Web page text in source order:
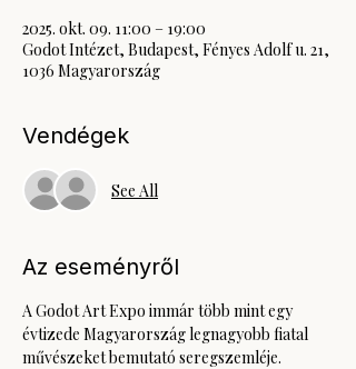
2025. okt. 09. 11:00 – 19:00
Godot Intézet, Budapest, Fényes Adolf u. 21,
1036 Magyarország
Vendégek
See All
Az eseményről
A Godot Art Expo immár több mint egy
évtizede Magyarország legnagyobb fiatal
művészeket bemutató seregszemléje.